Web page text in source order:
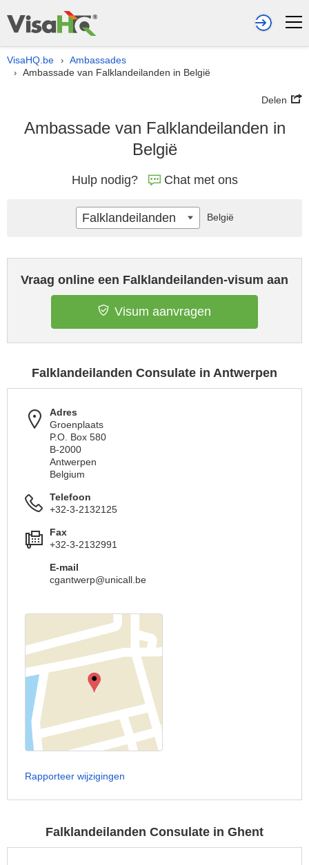
VisaHQ.be › Ambassades
› Ambassade van Falklandeilanden in België
Delen
Ambassade van Falklandeilanden in
België
Hulp nodig? Chat met ons
Vraag online een Falklandeilanden-visum aan
Visum aanvragen
Falklandeilanden Consulate in Antwerpen
Adres
Groenplaats
P.O. Box 580
B-2000
Antwerpen
Belgium
Telefoon
+32-3-2132125
Fax
+32-3-2132991
E-mail
cgantwerp@unicall.be
Rapporteer wijzigingen
Falklandeilanden Consulate in Ghent
Falklandeilanden België